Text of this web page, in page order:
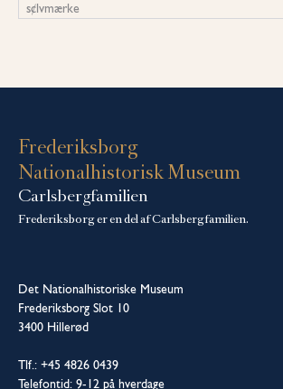
s¢lvmærke
Frederiksborg
Nationalhistorisk Museum
Carlsbergfamilien
Frederiksborg er en del af Carlsbergfamilien.
Det Nationalhistoriske Museum
Frederiksborg Slot 10
3400 Hillerød
Tlf.: +45 4826 0439
Telefontid: 9-12 på hverdage